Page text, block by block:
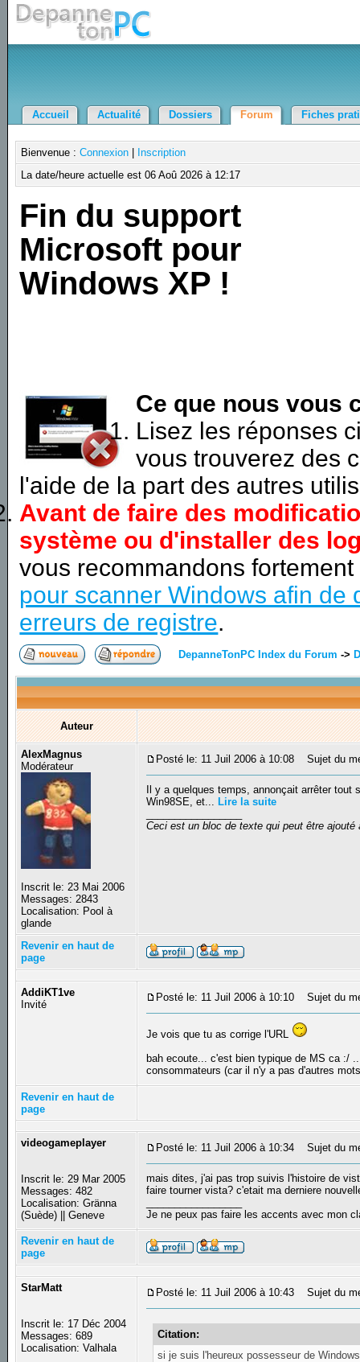
Accueil Actualité Dossiers Forum Fiches
Bienvenue :Connexion
Inscription
La date/heure actuelle est 06 Aoû 2026 à 12:17
Fin du support
Microsoft pour
Windows XP !
Ce que nous vous
Lisez les réponses
vous trouverez des
l'aide de la part des autres
Avant de faire des
système ou d'installer des
vous recommandons
pour scanner Windows afin de
erreurs de registre.
DepanneTonPC Index du Forum ->
Auteur
AlexMagnus
Modérateur
Inscrit le: 23 Mai 2006
Messages: 2843
Localisation: Pool à
glande
Posté le: 11 Juil 2006 à 10:08 Sujet du
Il y a quelques temps, annonçait arrêter
Win98SE, et... Lire la suite
Ceci est un bloc de texte qui peut être
Revenir en haut de
page
AddiKT1ve
Invité
Posté le: 11 Juil 2006 à 10:10 Sujet du
Je vois que tu as corrige l'URL
bah ecoute... c'est bien typique de MS ca :/
consommateurs (car il n'y a pas d'autres
Revenir en haut de
page
videogameplayer
Inscrit le: 29 Mar 2005
Messages: 482
Localisation: Gränna
(Suède) || Geneve
Posté le: 11 Juil 2006 à 10:34 Sujet du
mais dites, j'ai pas trop suivis l'histoire de
faire tourner vista? c'etait ma derniere
Je ne peux pas faire les accents avec mon
Revenir en haut de
page
StarMatt
Inscrit le: 17 Déc 2004
Messages: 689
Localisation: Valhala
Posté le: 11 Juil 2006 à 10:43 Sujet du
Citation:
si je suis l'heureux possesseur de